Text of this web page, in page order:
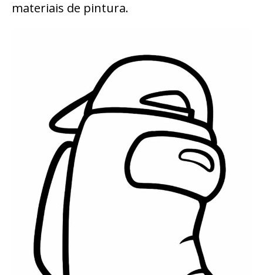
materiais de pintura.